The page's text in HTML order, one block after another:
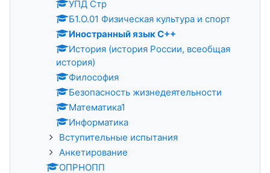
УПД Стр
Б1.О.01 Физическая культура и спорт
Иностранный язык С++
История (история России, всеобщая
история)
Философия
Безопасность жизнедеятельности
Математика1
Информатика
Вступительные испытания
Анкетирование
ОПРНОПП